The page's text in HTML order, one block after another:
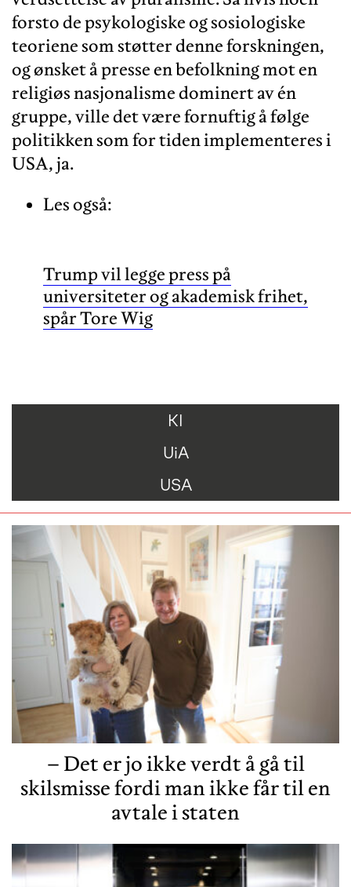
forsto de psykologiske og sosiologiske
teoriene som støtter denne forskningen,
og ønsket å presse en befolkning mot en
religiøs nasjonalisme dominert av én
gruppe, ville det være fornuftig å følge
politikken som for tiden implementeres i
USA, ja.
Les også:
Trump vil legge press på
universiteter og akademisk frihet,
spår Tore Wig
KI
UiA
USA
– Det er jo ikke verdt å gå til
skilsmisse fordi man ikke får til en
avtale i staten